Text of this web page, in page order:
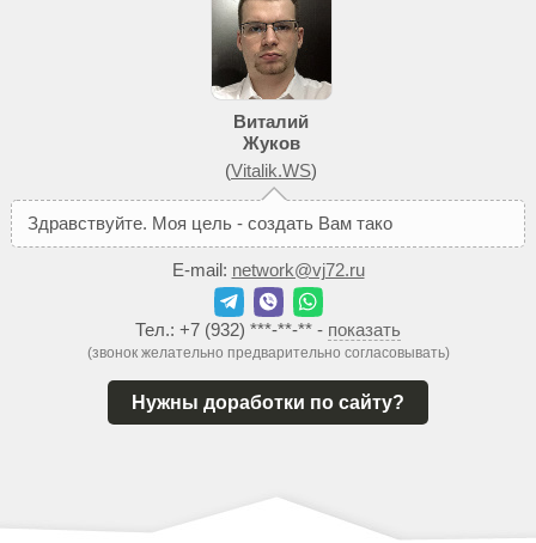
Виталий
Жуков
(Vitalik.WS)
Здравствуйте. Моя цель - создать Вам такой
E-mail: network@vj72.ru
Тел.: +7 (932) ***-**-** - показать
(звонок желательно предварительно согласовывать)
Нужны доработки по сайту?